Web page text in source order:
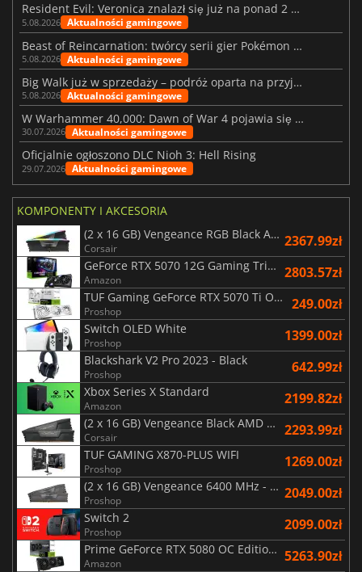
Resident Evil: Veronica znalazł się już na ponad 2 milionach list życzeń
5.08.2026 Aktualności gamingowe
Beast of Reincarnation: twórcy serii gier Pokémon wkraczają na nową ścieżkę
5.08.2026 Aktualności gamingowe
Big Walk już w sprzedaży – podróż oparta na przyjaźni
5.08.2026 Aktualności gamingowe
W Warhammer 40,000: Dawn of War 4 pojawia się frakcja Nekronów
30.07.2026 Aktualności gamingowe
Oficjalnie ogłoszono DLC Nioh 3: Hell Rising
29.07.2026 Aktualności gamingowe
KOMPONENTY I AKCESORIA
(2 x 16 GB) Vengeance RGB Black AMD Expo 6000 MHz - CAS 30
Corsair 2367.99zł
GeForce RTX 5070 12G Gaming Trio OC Black
Amazon 2803.57zł
TUF Gaming GeForce RTX 5070 Ti OC White Edition 16GB
Proshop 249.00zł
Switch OLED White
Proshop 1399.00zł
Blackshark V2 Pro 2023 - Black
Proshop 642.99zł
Xbox Series X Standard
Amazon 2199.82zł
(2 x 16 GB) Vengeance Black AMD Expo 6000 MHz - CAS 30
Corsair 2293.99zł
TUF GAMING X870-PLUS WIFI
Proshop 1269.00zł
(2 x 16 GB) Vengeance 6400 MHz - CAS 36 -1.35V - Ryzen Edition
Proshop 2049.00zł
Switch 2
Proshop 2099.00zł
Prime GeForce RTX 5080 OC Edition 16GB
Amazon 5263.90zł